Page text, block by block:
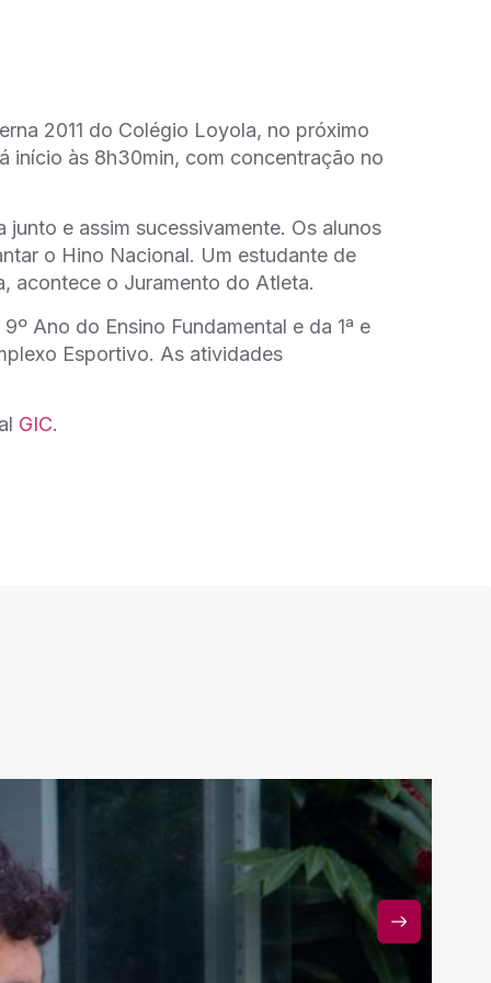
2011 do Colégio Loyola, no próximo
início às 8h30min, com concentração no
e assim sucessivamente. Os alunos
o Hino Nacional. Um estudante de
acontece o Juramento do Atleta.
Ano do Ensino Fundamental e da 1ª e
Esportivo. As atividades
GIC.